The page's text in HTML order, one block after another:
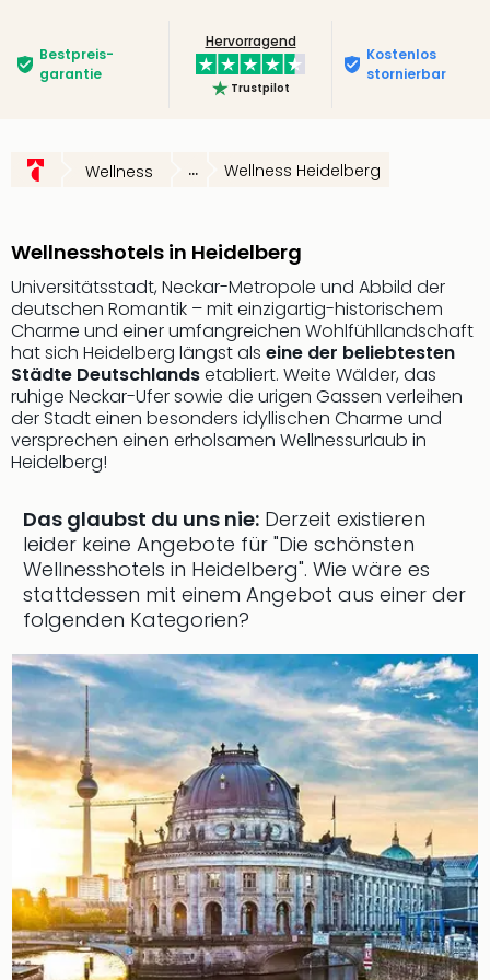
alle
&
Zoo
Bestpreis­
garantie
Hervorragend
Trustpilot
Kostenlos
stornierbar
Wellness ... Wellness Heidelberg
Wellnesshotels in Heidelberg
Universitätsstadt, Neckar-Metropole und Abbild der
deutschen Romantik – mit einzigartig-historischem
Charme und einer umfangreichen Wohlfühllandschaft
hat sich Heidelberg längst als eine der beliebtesten
Städte Deutschlandsetabliert. Weite Wälder, das
ruhige Neckar-Ufer sowie die urigen Gassen verleihen
der Stadt einen besonders idyllischen Charme und
versprechen einen erholsamen Wellnessurlaub in
Heidelberg!
Das glaubst du uns nie: Derzeit existieren
leider keine Angebote für "Die schönsten
Wellnesshotels in Heidelberg". Wie wäre es
stattdessen mit einem Angebot aus einer der
folgenden Kategorien?